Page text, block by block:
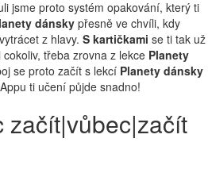
jsme proto systém opakování, který ti
dánsky přesně ve chvíli, kdy
z hlavy. S kartičkami se ti tak už
třeba zrovna z lekce Planety
se proto začít s lekcí Planety dánsky
ti učení půjde snadno!
začít|vůbec|začít